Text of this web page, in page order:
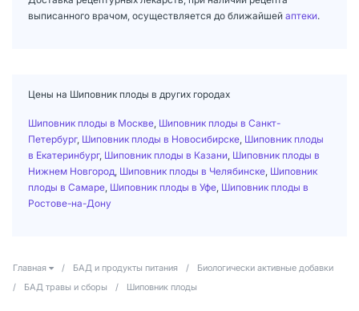
выписанного врачом, осуществляется до ближайшей аптеки.
Цены на Шиповник плоды в других городах
Шиповник плоды в Москве Шиповник плоды в Санкт-
Петербург, Шиповник плоды в Новосибирске Шиповник плоды
в Екатеринбург, Шиповник плоды в Казани Шиповник плоды в
Нижнем Новгород Шиповник плоды в Челябинске Шиповник
плоды в Самаре Шиповник плоды в Уфе Шиповник плоды в
Ростове-на-Дону
Главная / БАД и продукты питания /
Биологически активные добавки
/
БАД травы и сборы / Шиповник плоды